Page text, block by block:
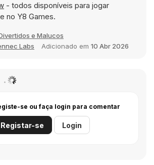
- todos disponíveis para jogar
no Y8 Games.
e Malucos
Labs Adicionado em 10 Abr 2026
se ou faça login para comentar
Registar-se Login